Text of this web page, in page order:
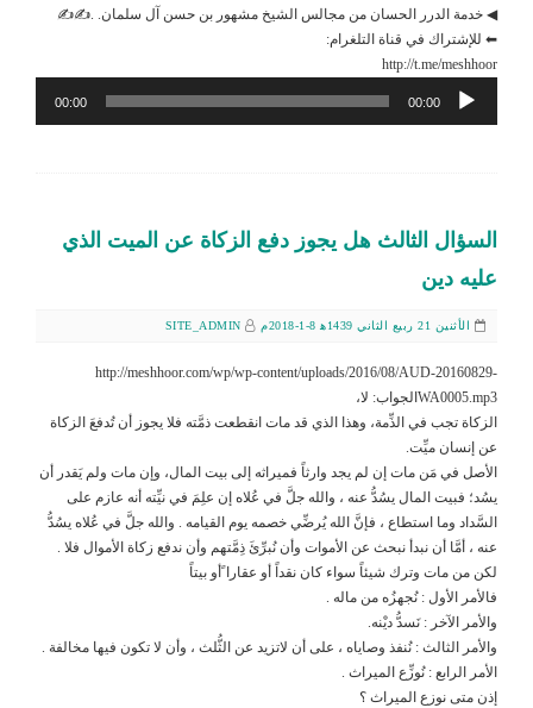
◀ خدمة الدرر الحسان من مجالس الشيخ مشهور بن حسن آل سلمان. .✍✍
⬅ للإشتراك في قناة التلغرام:
http://t.me/meshhoor
مشغل
الصوت
00:00
00:00
السؤال الثالث هل يجوز دفع الزكاة عن الميت الذي
عليه دين
الأثنين 21 ربيع الثاني 1439ﻫ 8-1-2018م SITE_ADMIN
http://meshhoor.com/wp/wp-content/uploads/2016/08/AUD-20160829-
WA0005.mp3الجواب: لا،
الزكاة تجب في الذِّمة، وهذا الذي قد مات انقطعت ذمَّته فلا يجوز أن تُدفعَ الزكاة
عن إنسان ميِّت.
الأصل في مَن مات إن لم يجد وارثاً فميراثه إلى بيت المال، وإن مات ولم يَقدر أن
يسُد؛ فبيت المال يسُدُّ عنه ، والله جلَّ في عُلاه إن علِمَ في نيِّته أنه عازم على
السَّداد وما استطاع ، فإنَّ الله يُرضِّي خصمه يوم القيامه . والله جلَّ في عُلاه يسُدُّ
عنه ، أمَّا أن نبدأ نبحث عن الأموات وأن نُبرِّئَ ذِمَّتهم وأن ندفع زكاة الأموال فلا .
لكن من مات وترك شيئاً سواء كان نقداً أو عقارا ًأو بيتاً
فالأمر الأول : نُجهزُه من ماله .
والأمر الآخر : نَسدُّ ديْنه.
والأمر الثالث : نُنفذ وصاياه ، على أن لاتزيد عن الثُّلث ، وأن لا تكون فيها مخالفة .
الأمر الرابع : نُوزِّع الميراث .
إذن متى نوزع الميراث ؟